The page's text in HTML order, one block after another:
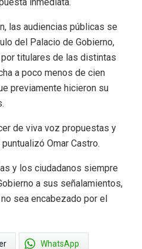
las audiencias públicas se
del Palacio de Gobierno,
titulares de las distintas
a poco menos de cien
previamente hicieron su
de viva voz propuestas y
Omar Castro.
y los ciudadanos siempre
a sus señalamientos,
sea encabezado por el
WhatsApp